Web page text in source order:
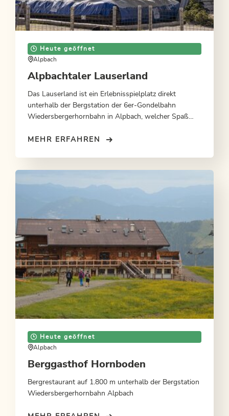
Heute geöffnet
Alpbach
Alpbachtaler Lauserland
Das Lauserland ist ein Erlebnisspielplatz direkt
unterhalb der Bergstation der 6er-Gondelbahn
Wiedersbergerhornbahn in Alpbach, welcher Spaß
MEHR ERFAHREN
Heute geöffnet
Alpbach
Berggasthof Hornboden
Bergrestaurant auf 1.800 m unterhalb der Bergstation
Wiedersbergerhornbahn Alpbach